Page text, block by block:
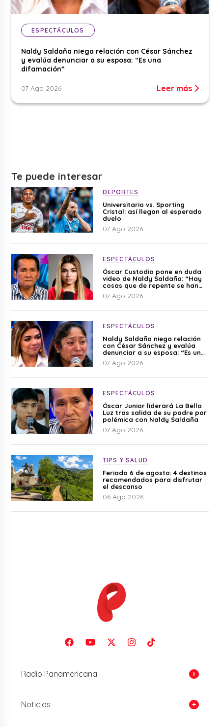
ESPECTÁCULOS
Naldy Saldaña niega relación con César Sánchez
y evalúa denunciar a su esposa: “Es una
difamación”
07 Ago 2026 Leer más
Te puede interesar
DEPORTES
Universitario vs. Sporting
Cristal: así llegan al esperado
duelo
07 Ago 2026
ESPECTÁCULOS
Óscar Custodio pone en duda
video de Naldy Saldaña: “Hay
cosas que de repente se han
editado”
07 Ago 2026
ESPECTÁCULOS
Naldy Saldaña niega relación
con César Sánchez y evalúa
denunciar a su esposa: “Es una
difamación”
07 Ago 2026
ESPECTÁCULOS
Óscar Junior liderará La Bella
Luz tras salida de su padre por
polémica con Naldy Saldaña
07 Ago 2026
TIPS Y SALUD
Feriado 6 de agosto: 4 destinos
recomendados para disfrutar
el descanso
06 Ago 2026
Radio Panamericana
Noticias